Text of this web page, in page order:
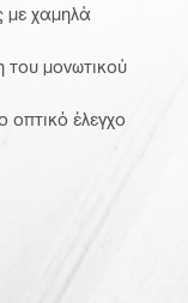
με χαμηλά
του μονωτικού
οπτικό έλεγχο